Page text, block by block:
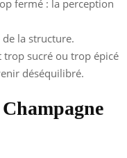
fermé : la perception
la structure.
trop sucré ou trop épicé
déséquilibré.